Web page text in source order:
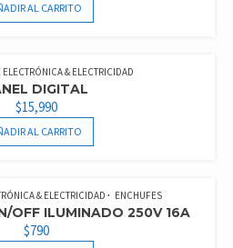
AL CARRITO
& ELECTRICIDAD
DIGITAL
$15,990
AL CARRITO
& ELECTRICIDAD ENCHUFES
OFF ILUMINADO 250V 16A
$790